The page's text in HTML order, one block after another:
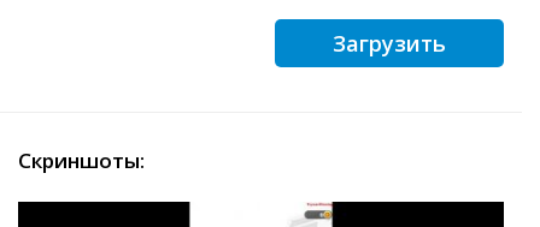
Загрузить
Скриншоты: